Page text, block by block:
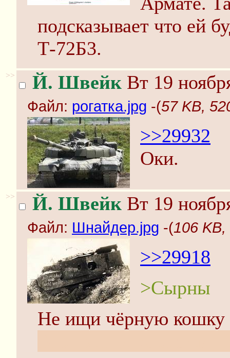
подсказывает что ей
Т-72Б3.
>> Й. Швейк Вт 19
Файл: рогатка.jpg -(57 KB,
>>29932
Оки.
>> Й. Швейк Вт 19
Файл: Шнайдер.jpg -(106
>>29918
>Сырны
Не ищи чёрную кошку